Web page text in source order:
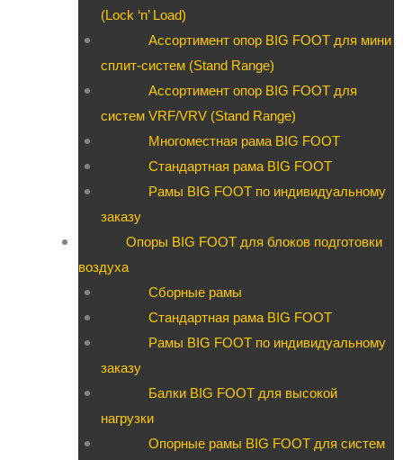
(Lock ‘n’ Load)
Ассортимент опор BIG FOOT для мини
сплит-систем (Stand Range)
Ассортимент опор BIG FOOT для
систем VRF/VRV (Stand Range)
Многоместная рама BIG FOOT
Стандартная рама BIG FOOT
Рамы BIG FOOT по индивидуальному
заказу
Опоры BIG FOOT для блоков подготовки
воздуха
Сборные рамы
Стандартная рама BIG FOOT
Рамы BIG FOOT по индивидуальному
заказу
Балки BIG FOOT для высокой
нагрузки
Опорные рамы BIG FOOT для систем